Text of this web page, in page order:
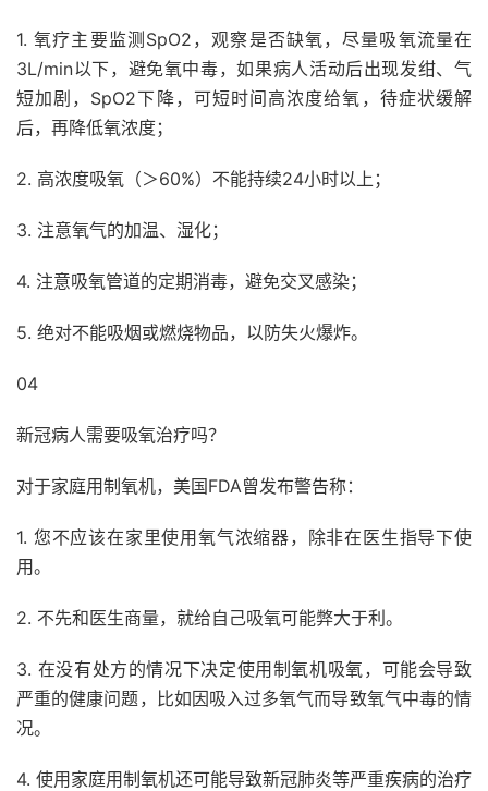
1. 氧疗主要监测SpO2，观察是否缺氧，尽量吸氧流量在
3L/min以下，避免氧中毒，如果病人活动后出现发绀、气
短加剧，SpO2下降，可短时间高浓度给氧，待症状缓解
后，再降低氧浓度；
2. 高浓度吸氧（＞60%）不能持续24小时以上；
3. 注意氧气的加温、湿化；
4. 注意吸氧管道的定期消毒，避免交叉感染；
5. 绝对不能吸烟或燃烧物品，以防失火爆炸。
04
新冠病人需要吸氧治疗吗？
对于家庭用制氧机，美国FDA曾发布警告称：
1. 您不应该在家里使用氧气浓缩器，除非在医生指导下使
用。
2. 不先和医生商量，就给自己吸氧可能弊大于利。
3. 在没有处方的情况下决定使用制氧机吸氧，可能会导致
严重的健康问题，比如因吸入过多氧气而导致氧气中毒的情
况。
4. 使用家庭用制氧机还可能导致新冠肺炎等严重疾病的治疗